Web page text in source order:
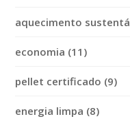
aquecimento
economia (11)
pellet certificado (9)
energia limpa (8)